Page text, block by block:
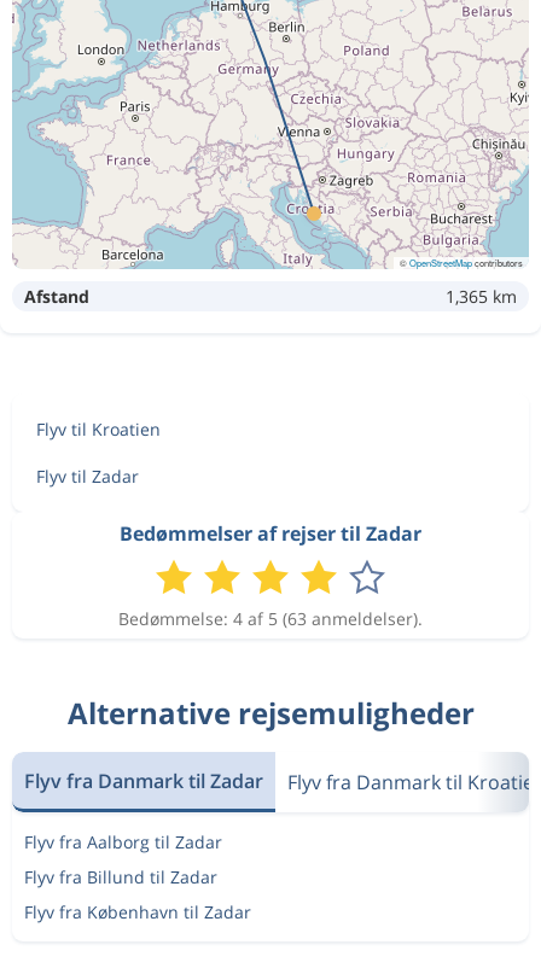
©OpenStreetMapcontributors
Afstand 1,365 km
Flyv til Kroatien
Flyv til Zadar
Bedømmelser af rejser til Zadar
Bedømmelse: 4 af 5 (63 anmeldelser).
Alternative rejsemuligheder
Flyv fra Danmark til Zadar Flyv fra Danmark til
Flyv fra Aalborg til Zadar
Flyv fra Billund til Zadar
Flyv fra København til Zadar